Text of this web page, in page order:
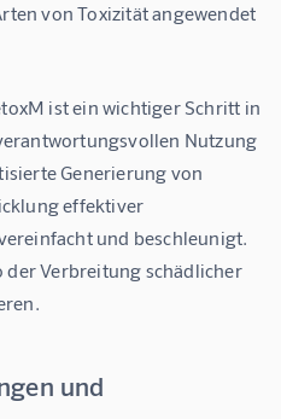
von Toxizität angewendet
ist ein wichtiger Schritt in
Nutzung
Generierung von
effektiver
und beschleunigt.
der Verbreitung schädlicher
und